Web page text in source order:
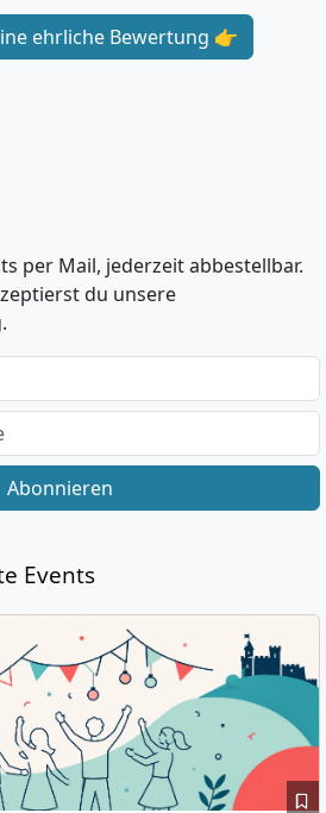
ehrliche Bewertung 👉
per Mail, jederzeit abbestellbar.
du unsere
Abonnieren
Events